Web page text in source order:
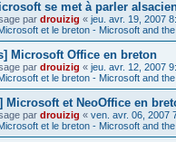
se met à parler
par drouizig « jeu. avr. 19, 2007
et le breton - Microsoft and
Microsoft Office en breton
par drouizig « jeu. avr. 12, 2007
et le breton - Microsoft and
Microsoft et NeoOffice en
par drouizig « ven. avr. 06, 2007
et le breton - Microsoft and